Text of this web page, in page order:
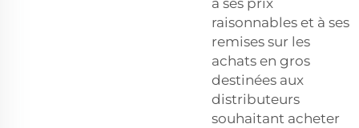
raisonnables et à ses
remises sur les
achats en gros
destinées aux
distributeurs
souhaitant acheter